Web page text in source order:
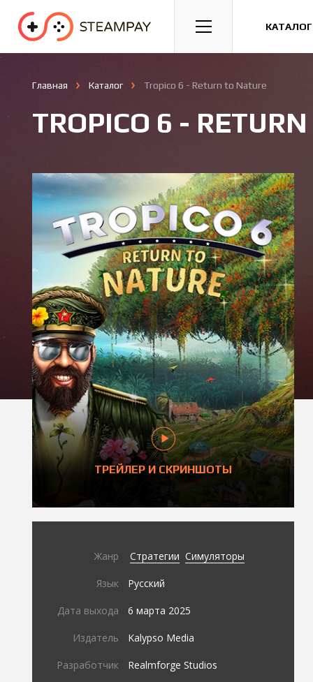
Спорт Гонки Казуальные
Главная Каталог Tropico 6 - Return to Nature
TROPICO 6 -
ТРЕЙЛЕР И СКРИНШОТЫ
Жанр Стратегии Симуляторы
Язык Русский
Дата выхода 6 марта 2025
Издатель Kalypso Media
Разработчик Realmforge Studios